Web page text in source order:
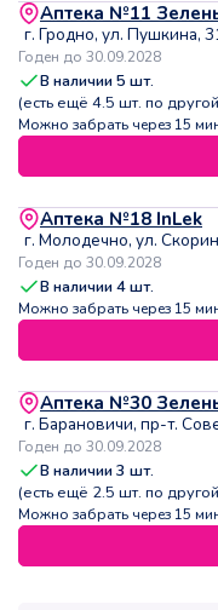
Аптека №11
г. Гродно, ул. Пушкина,
Годен до 30.09.2028
В наличии5 шт.
(есть ещё 4.5 шт. по
Можно забрать через 15
Аптека №18 InLek
г. Молодечно, ул.
Годен до 30.09.2028
В наличии4шт.
Можно забрать через 15
Аптека №30
г. Барановичи, пр-т.
Годен до 30.09.2028
В наличии3 шт.
(есть ещё 2.5 шт. по
Можно забрать через 15